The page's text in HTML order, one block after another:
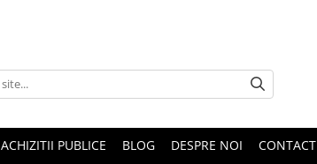
ACHIZITII PUBLICE BLOG DESPRE NOI CONTACT